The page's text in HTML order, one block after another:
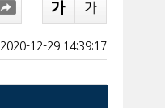
2020-12-29 14:39:17